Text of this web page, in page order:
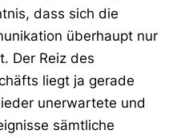
dass sich die
überhaupt nur
Der Reiz des
liegt ja gerade
unerwartete und
sämtliche